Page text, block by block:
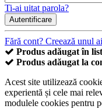
Ti-ai uitat parola?
Autentificare
Fără cont? Creează unul
Produs adăugat în
Produs adăugat la
Acest site utilizează
experientă și cele mai
modulele cookies pentru